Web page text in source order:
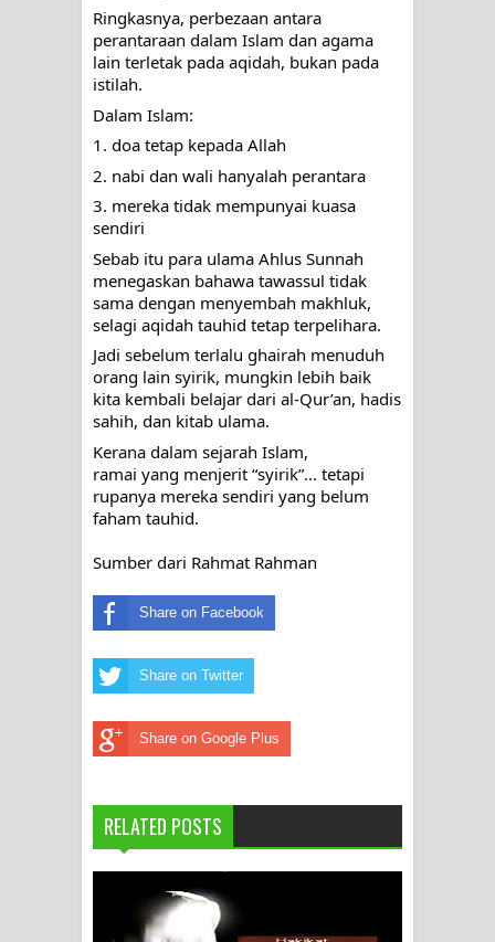
Ringkasnya, perbezaan antara
perantaraan dalam Islam dan agama
lain terletak pada aqidah, bukan pada
istilah.
Dalam Islam:
1. doa tetap kepada Allah
2. nabi dan wali hanyalah perantara
3. mereka tidak mempunyai kuasa
sendiri
Sebab itu para ulama Ahlus Sunnah
menegaskan bahawa tawassul tidak
sama dengan menyembah makhluk,
selagi aqidah tauhid tetap terpelihara.
Jadi sebelum terlalu ghairah menuduh
orang lain syirik, mungkin lebih baik
kita kembali belajar dari al-Qur’an, hadis
sahih, dan kitab ulama.
Kerana dalam sejarah Islam,
ramai yang menjerit “syirik”… tetapi
rupanya mereka sendiri yang belum
faham tauhid.
Sumber dari Rahmat Rahman
Share on Facebook
Share on Twitter
Share on Google Plus
RELATED POSTS